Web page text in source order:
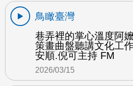
鳥瞰臺灣
巷弄裡的掌心溫度阿
策畫曲盤聽講文化工
安順.倪可主持 FM
2026/03/15